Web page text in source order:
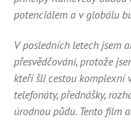
potenciálem a v globálu
V posledních letech jsem
přesvědčování, protože
kteří šli cestou komplexní
telefonáty, přednášky,
úrodnou půdu. Tento film